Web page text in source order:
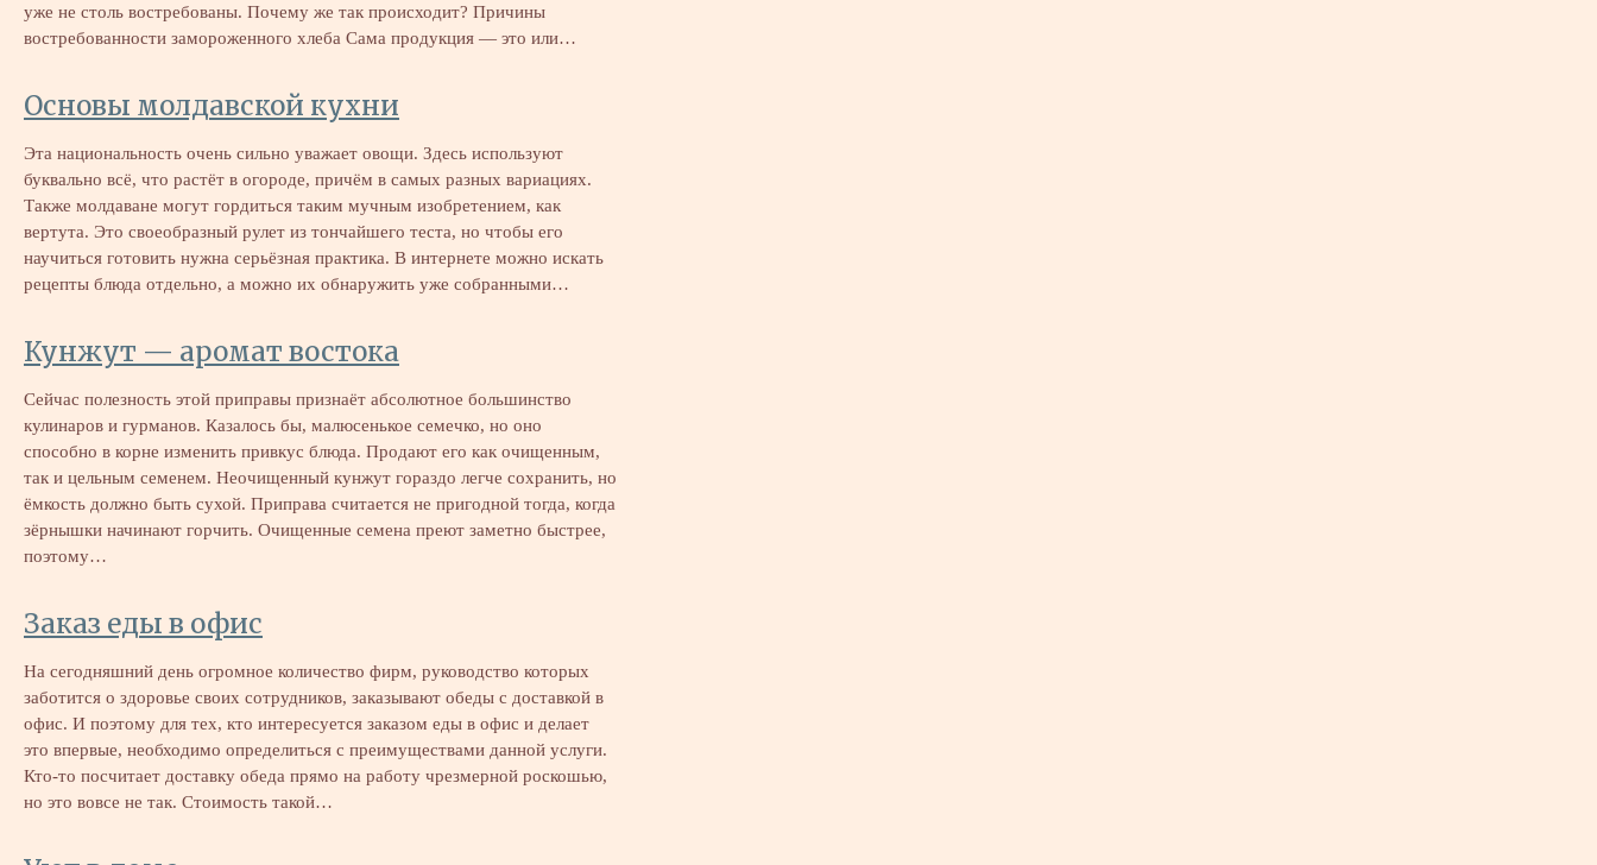
уже не столь востребованы. Почему же так происходит? Причины
востребованности замороженного хлеба Сама продукция — это или…
Основы молдавской кухни
Эта национальность очень сильно уважает овощи. Здесь используют
буквально всё, что растёт в огороде, причём в самых разных вариациях.
Также молдаване могут гордиться таким мучным изобретением, как
вертута. Это своеобразный рулет из тончайшего теста, но чтобы его
научиться готовить нужна серьёзная практика. В интернете можно искать
рецепты блюда отдельно, а можно их обнаружить уже собранными…
Кунжут — аромат востока
Сейчас полезность этой приправы признаёт абсолютное большинство
кулинаров и гурманов. Казалось бы, малюсенькое семечко, но оно
способно в корне изменить привкус блюда. Продают его как очищенным,
так и цельным семенем. Неочищенный кунжут гораздо легче сохранить, но
ёмкость должно быть сухой. Приправа считается не пригодной тогда, когда
зёрнышки начинают горчить. Очищенные семена преют заметно быстрее,
поэтому…
Заказ еды в офис
На сегодняшний день огромное количество фирм, руководство которых
заботится о здоровье своих сотрудников, заказывают обеды с доставкой в
офис. И поэтому для тех, кто интересуется заказом еды в офис и делает
это впервые, необходимо определиться с преимуществами данной услуги.
Кто-то посчитает доставку обеда прямо на работу чрезмерной роскошью,
но это вовсе не так. Стоимость такой…